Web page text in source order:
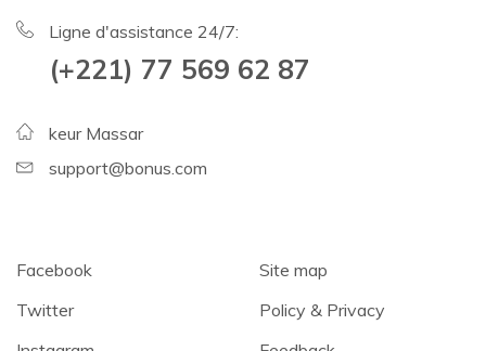
Ligne d'assistance 24/7:
(+221) 77 569 62 87
keur Massar
support@bonus.com
Facebook
Twitter
Site map
Policy & Privacy